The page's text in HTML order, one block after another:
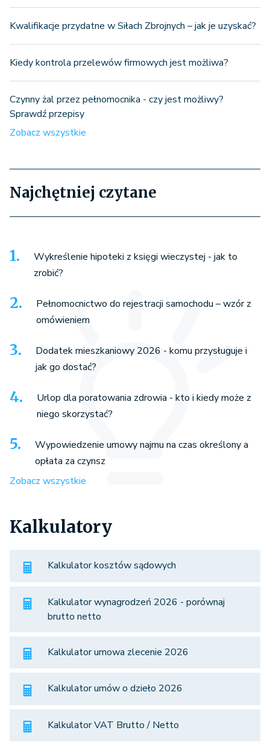
Kwalifikacje przydatne w Siłach Zbrojnych – jak je uzyskać?
Kiedy kontrola przelewów firmowych jest możliwa?
Czynny żal przez pełnomocnika - czy jest możliwy?
Sprawdź przepisy
Zobacz wszystkie
Najchętniej czytane
Wykreślenie hipoteki z księgi wieczystej - jak to
zrobić?
Pełnomocnictwo do rejestracji samochodu – wzór z
omówieniem
Dodatek mieszkaniowy 2026 - komu przysługuje i
jak go dostać?
Urlop dla poratowania zdrowia - kto i kiedy może z
niego skorzystać?
Wypowiedzenie umowy najmu na czas określony a
opłata za czynsz
Zobacz wszystkie
Kalkulatory
Kalkulator kosztów sądowych
Kalkulator wynagrodzeń 2026 - porównaj
brutto netto
Kalkulator umowa zlecenie 2026
Kalkulator umów o dzieło 2026
Kalkulator VAT Brutto / Netto